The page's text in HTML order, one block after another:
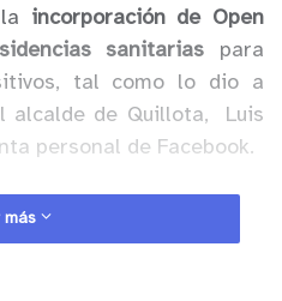
incorporación de Open
sanitarias para
tal como lo dio a
alcalde de Quillota, Luis
personal de Facebook.
Patrocinado
horas de la tarde por el
más